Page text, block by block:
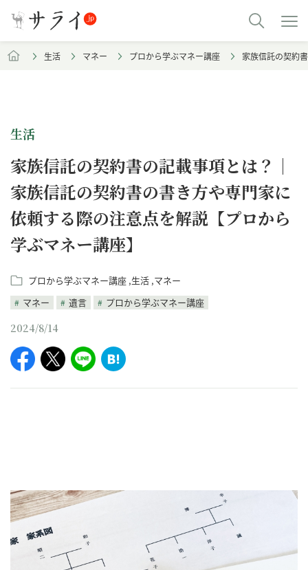
生活 マネー プロから学ぶマネー講座 家族信託の契約
生活
家族信託の契約書の記載事項とは？｜
家族信託の契約書の書き方や専門家に
依頼する際の注意点を解説【プロから
学ぶマネー講座】
プロから学ぶマネー講座 生活 マネー
マネー
遺言 プロから学ぶマネー講座
2024/8/14